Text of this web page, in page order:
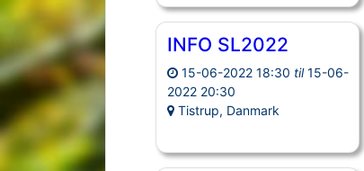
INFO SL2022
15-06-2022 18:30 til 15-06-
2022 20:30
Tistrup, Danmark